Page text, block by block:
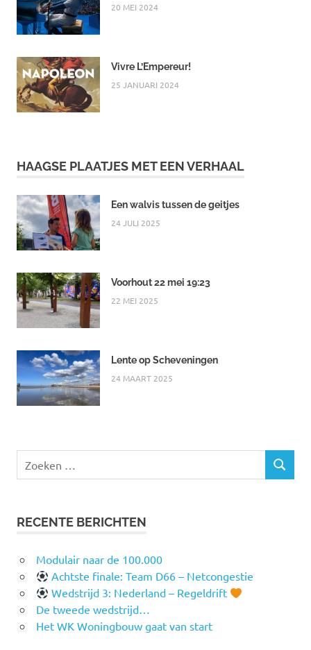
20 MEI 2024
Vivre L’Empereur!
25 JANUARI 2024
HAAGSE PLAATJES MET EEN VERHAAL
Een walvis tussen de geitjes
24 JULI 2025
Voorhout 22 mei 19:23
22 MEI 2025
Lente op Scheveningen
24 MAART 2025
naar:
ZOEKEN
RECENTE BERICHTEN
Modulair naar de 100.000
Achtste finale: Team D66 – Netcongestie
Wedstrijd 3: Nederland – Regeldrift
De tweede wedstrijd…
Het WK Woningbouw gaat van start